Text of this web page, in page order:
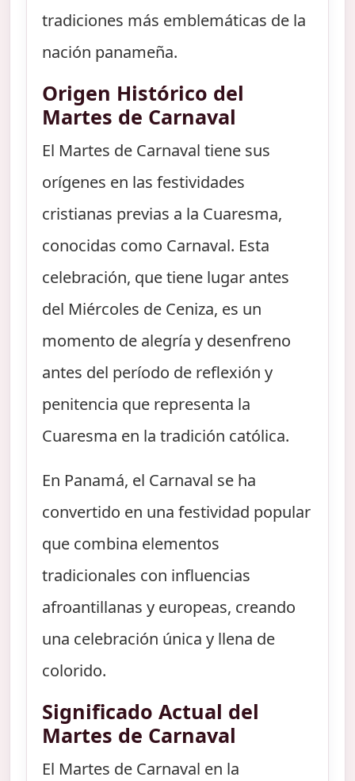
tradiciones más emblemáticas de la
nación panameña.
Origen Histórico del
Martes de Carnaval
El Martes de Carnaval tiene sus
orígenes en las festividades
cristianas previas a la Cuaresma,
conocidas como Carnaval. Esta
celebración, que tiene lugar antes
del Miércoles de Ceniza, es un
momento de alegría y desenfreno
antes del período de reflexión y
penitencia que representa la
Cuaresma en la tradición católica.
En Panamá, el Carnaval se ha
convertido en una festividad popular
que combina elementos
tradicionales con influencias
afroantillanas y europeas, creando
una celebración única y llena de
colorido.
Significado Actual del
Martes de Carnaval
El Martes de Carnaval en la